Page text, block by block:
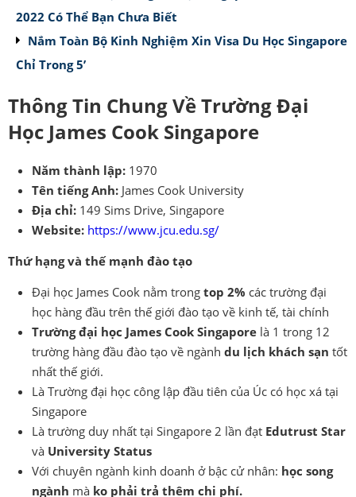
2022 Có Thể Bạn Chưa Biết
Nắm Toàn Bộ Kinh Nghiệm Xin Visa Du Học Singapore
Chỉ Trong 5’
Thông Tin Chung Về Trường Đại
Học James Cook Singapore
Năm thành lập: 1970
Tên tiếng Anh: James Cook University
Địa chỉ: 149 Sims Drive, Singapore
Website: https://www.jcu.edu.sg/
Thứ hạng và thế mạnh đào tạo
Đại học James Cook nằm trong top 2% các trường đại
học hàng đầu trên thế giới đào tạo về kinh tế, tài chính
Trường đại học James Cook Singapore là 1 trong 12
trường hàng đầu đào tạo về ngành du lịch khách sạn tốt
nhất thế giới.
Là Trường đại học công lập đầu tiên của Úc có học xá tại
Singapore
Là trường duy nhất tại Singapore 2 lần đạt Edutrust Star
và University Status
Với chuyên ngành kinh doanh ở bậc cử nhân: học song
ngành mà ko phải trả thêm chi phí.